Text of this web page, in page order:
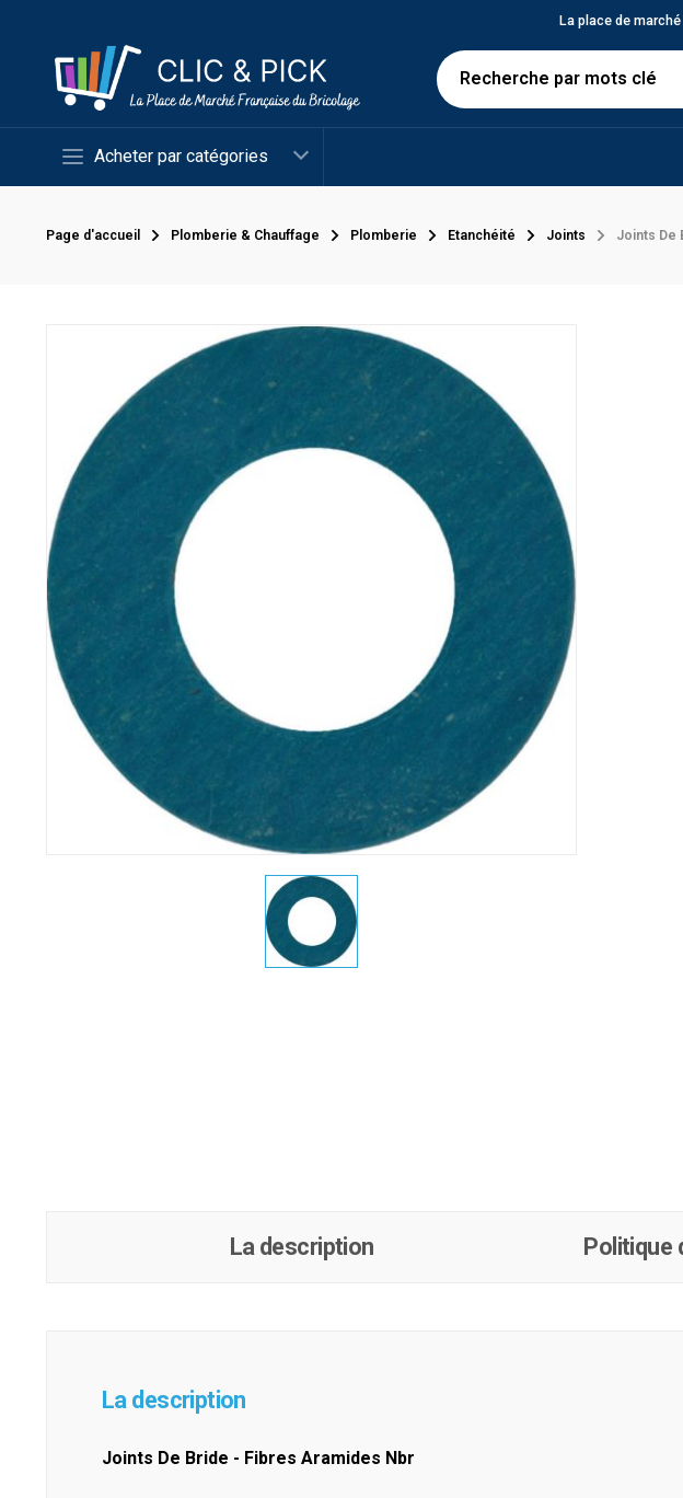
La place de
Acheter par catégories
Page d'accueil Plomberie & Chauffage Plomberie Etanchéité Joints Joints De
La description Politique
La description
Joints De Bride - Fibres Aramides Nbr